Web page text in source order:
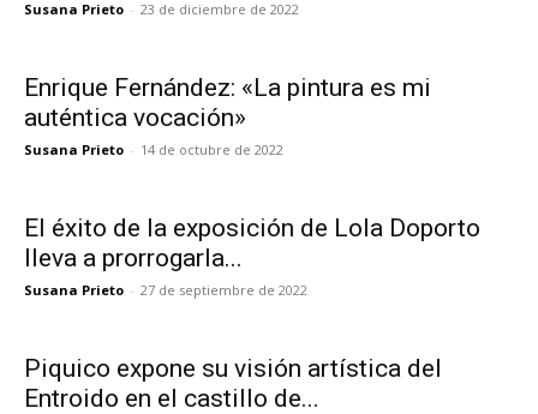
Susana Prieto - 23 de diciembre de 2022
Enrique Fernández: «La pintura es mi
auténtica vocación»
Susana Prieto - 14 de octubre de 2022
El éxito de la exposición de Lola Doporto
lleva a prorrogarla...
Susana Prieto - 27 de septiembre de 2022
Piquico expone su visión artística del
Entroido en el castillo de...